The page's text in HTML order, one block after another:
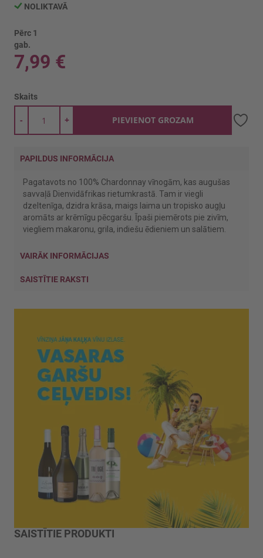
NOLIKTAVĀ
Pērc 1
gab.
7,99 €
Skaits
+
- PIEVIENOT GROZAM
PAPILDUS INFORMĀCIJA
Pagatavots no 100% Chardonnay vīnogām, kas augušas
savvaļā Dienvidāfrikas rietumkrastā. Tam ir viegli
dzeltenīga, dzidra krāsa, maigs laima un tropisko augļu
aromāts ar krēmīgu pēcgaršu. Īpaši piemērots pie zivīm,
viegliem makaronu, grila, indiešu ēdieniem un salātiem.
VAIRĀK INFORMĀCIJAS
SAISTĪTIE RAKSTI
SAISTĪTIE PRODUKTI